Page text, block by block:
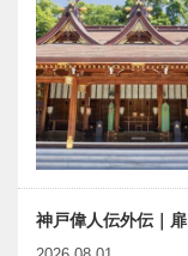
神戸偉人伝外伝｜扉